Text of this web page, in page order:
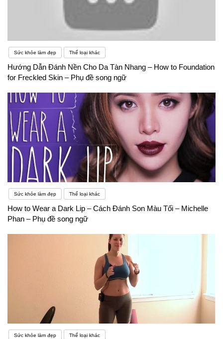
Sức khỏe làm đẹp Thể loại khác
Hướng Dẫn Đánh Nền Cho Da Tàn Nhang – How to Foundation
for Freckled Skin – Phụ đề song ngữ
Sức khỏe làm đẹp Thể loại khác
How to Wear a Dark Lip – Cách Đánh Son Màu Tối – Michelle
Phan – Phụ đề song ngữ
Sức khỏe làm đẹp Thể loại khác